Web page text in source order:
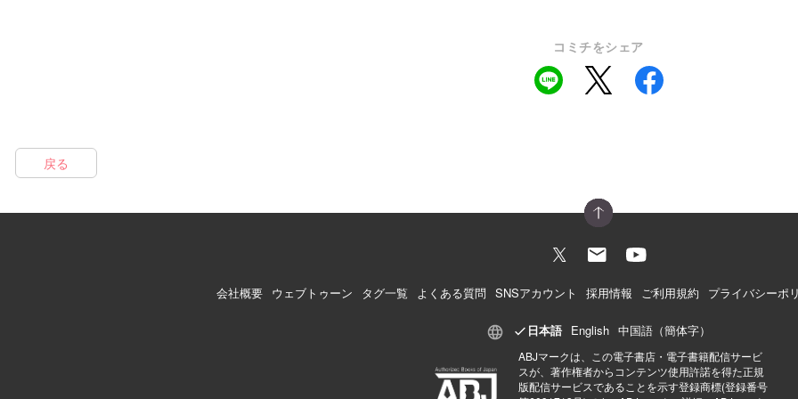
コミチをシェア
戻る
会社概要 ウェブトゥーン タグ一覧 よくある質問 SNSアカウント 採用情報 ご利用規約 プライバシーポ
日本語 English 中国語（簡体字）
ABJマークは、この電子書店・電子書籍配信サービ
スが、著作権者からコンテンツ使用許諾を得た正規
版配信サービスであることを示す登録商標(登録番号